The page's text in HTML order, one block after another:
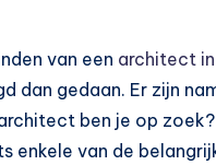
van een architect
dan gedaan. Er zijn
ben je op
enkele van de